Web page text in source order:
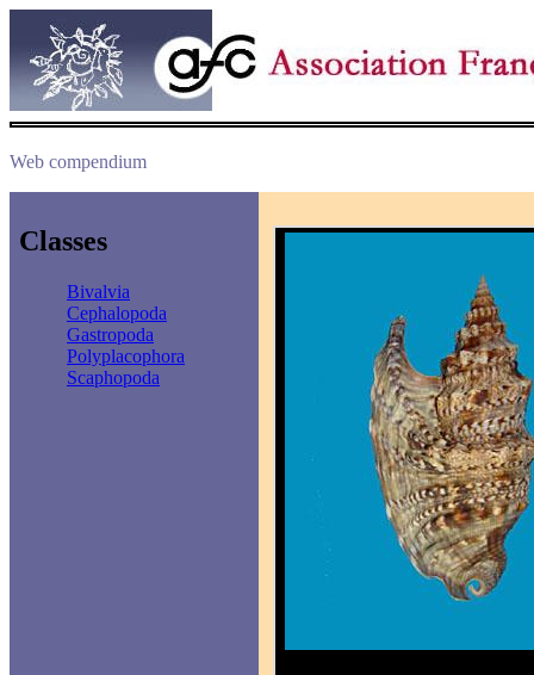
Web compendium
Classes
Bivalvia
Cephalopoda
Gastropoda
Polyplacophora
Scaphopoda